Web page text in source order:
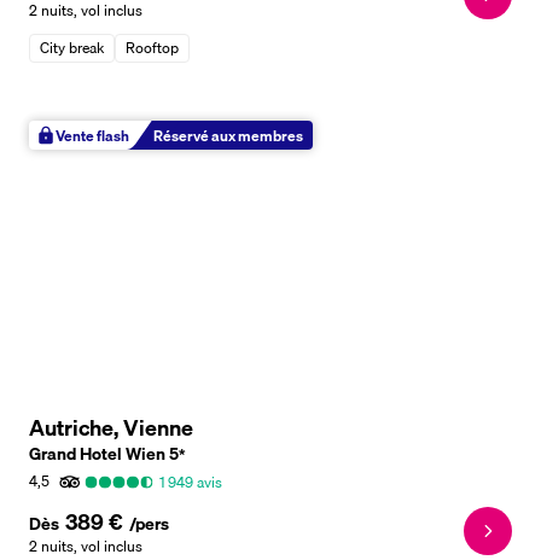
2 nuits, vol inclus
City break
Rooftop
Vente flash Réservé aux membres
Autriche, Vienne
Grand Hotel Wien5*
4,5
1 949avis
Dès 389 € /pers
2 nuits, vol inclus